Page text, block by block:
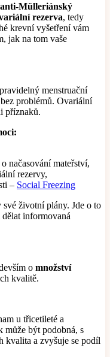
Mülleriánský
rezerva, tedy
krevní vyšetření vám
jak na tom vaše
menstruační
problémů. Ovariální
příznaků.
načasování mateřství,
rezervy,
– Social Freezing
životní plány. Jde o to
informovaná
o množství
kvalitě.
u třicetileté a
může být podobná, s
kvalita a zvyšuje se podíl